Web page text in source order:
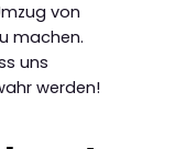
von
machen.
uns
werden!